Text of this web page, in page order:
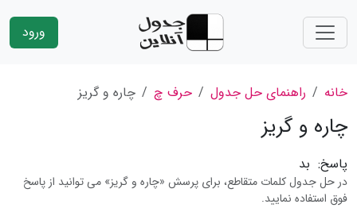
ورود
خانه راهنمای حل جدول حرف چ چاره و گریز
چاره و گریز
پاسخ: بد
در حل جدول کلمات متقاطع، برای پرسش «چاره و گریز» می توانید از پاسخ
فوق استفاده نمایید.